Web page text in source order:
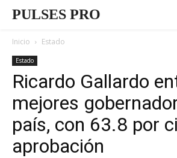
PULSES PRO
Inicio Estado
Estado
Ricardo Gallardo
mejores
país, con 63.8 por
aprobación